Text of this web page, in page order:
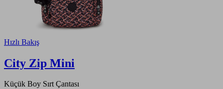
Hızlı Bakış
City Zip Mini
Küçük Boy Sırt Çantası